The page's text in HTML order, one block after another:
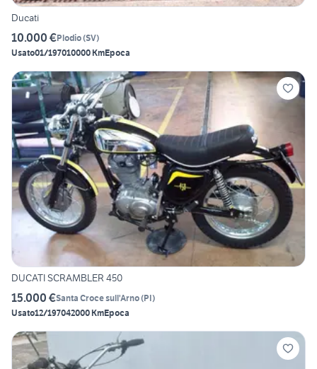
Ducati
10.000 €Plodio(SV)
Usato01/197010000 KmEpoca
DUCATI SCRAMBLER 450
15.000 €Santa Croce sull'Arno(PI)
Usato12/197042000 KmEpoca